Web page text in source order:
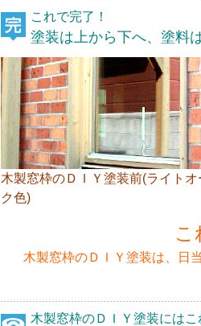
これで完了！
塗装は上から下へ、塗料
木製窓枠のＤＩＹ塗装前(ライトオ
ク色)
こ
木製窓枠のＤＩＹ塗装は、日
木製窓枠のＤＩＹ塗装にはこ